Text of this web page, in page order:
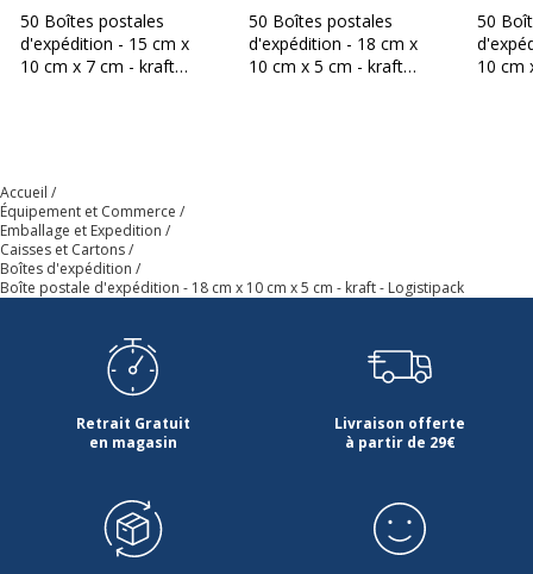
50 Boîtes postales
d'expédition - 15 cm x
10 cm x 7 cm - kraft
50 Boîtes postales
d'expédition - 18 cm x
10 cm x 5 cm - kraft
50
10 cm
Accueil
Équipement et Commerce
Emballage et Expedition
Caisses et Cartons
Boîtes d'expédition
Boîte postale d'expédition - 18 cm x 10 cm x 5 cm - kraft - Logistipack
Retrait Gratuit
en magasin
Livraison offerte
à partir de 29€